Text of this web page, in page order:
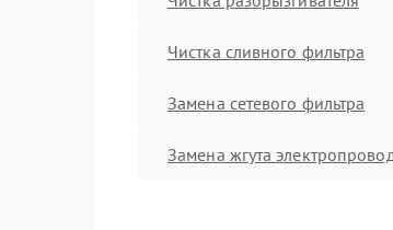
Чистка сливного фильтра
Замена сетевого фильтра
Замена жгута